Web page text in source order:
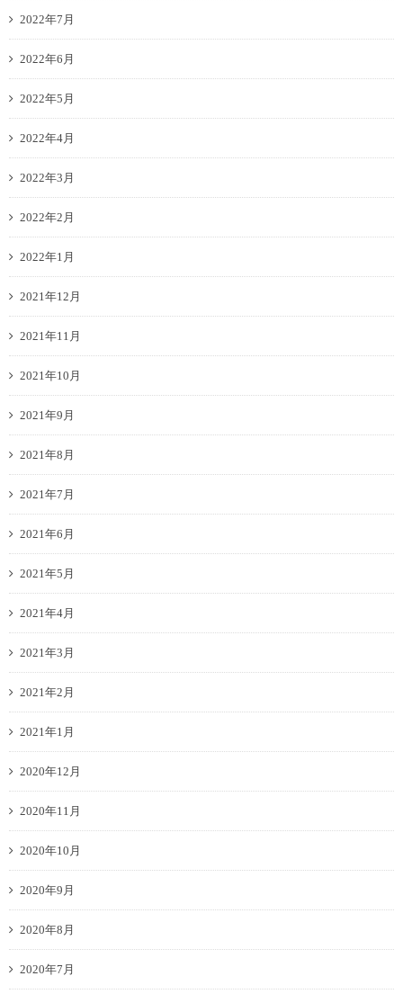
2022年7月
2022年6月
2022年5月
2022年4月
2022年3月
2022年2月
2022年1月
2021年12月
2021年11月
2021年10月
2021年9月
2021年8月
2021年7月
2021年6月
2021年5月
2021年4月
2021年3月
2021年2月
2021年1月
2020年12月
2020年11月
2020年10月
2020年9月
2020年8月
2020年7月